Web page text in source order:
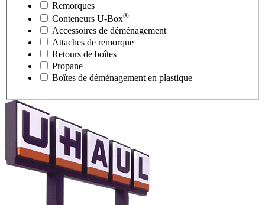
Remorques
Conteneurs U-Box®
Accessoires de déménagement
Attaches de remorque
Retours de boîtes
Propane
Boîtes de déménagement en plastique